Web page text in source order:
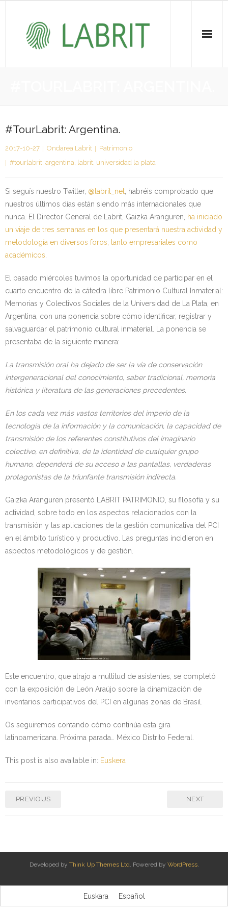
- KOI-aren bilketa | Recopilación del PCI
- KOI-aren kudeaketa | Gestión del PCI
- Jabetza intelektuala | Propiedad intelectual
Vitagrama
Kontaktua | Contacto
#TourLabrit: Argentina.
2017-10-27 Ondarea Labrit
Patrimonio
#tourlabrit, argentina, labrit, universidad la plata
Si seguís nuestro Twitter, @labrit_net , habréis comprobado que
nuestros últimos días están siendo más internacionales que
nunca. El Director General de Labrit, Gaizka Aranguren,
ha iniciado
un viaje de tres semanas en los que presentará nuestra actividad y
metodología en diversos foros, tanto empresariales como
académicos
El pasado miércoles tuvimos la oportunidad de participar en el
cuarto encuentro de la cátedra libre Patrimonio Cultural Inmaterial:
Memorias y Colectivos Sociales de la Universidad de La Plata, en
Argentina, con una ponencia sobre cómo identificar, registrar y
salvaguardar el patrimonio cultural inmaterial. La ponencia se
presentaba de la siguiente manera:
La transmisión oral ha dejado de ser la vía de conservación
intergeneracional del conocimiento, saber tradicional, memoria
histórica y literatura de las generaciones precedentes.
En los cada vez más vastos territorios del imperio de la
tecnología de la información y la comunicación, la capacidad de
transmisión de los referentes constitutivos del imaginario
colectivo, en definitiva, de la identidad de cualquier grupo
humano, dependerá de su acceso a las pantallas, verdaderas
protagonistas de la triunfante transmisión indirecta.
Gaizka Aranguren presentó LABRIT PATRIMONIO, su filosofía y su
actividad, sobre todo en los aspectos relacionados con la
transmisión y las aplicaciones de la gestión comunicativa del PCI
en el ámbito turístico y productivo. Las preguntas incidieron en
aspectos metodológicos y de gestión.
Este encuentro, que atrajo a multitud de asistentes, se completó
con la exposición de León Araújo sobre la dinamización de
inventarios participativos del PCI en algunas zonas de Brasil.
Os seguiremos contando cómo continúa esta gira
latinoamericana. Próxima parada… México Distrito Federal.
This post is also available in: Euskera
PREVIOUS NEXT
Developed by Think Up Themes Ltd. Powered by WordPress.
Euskara Español